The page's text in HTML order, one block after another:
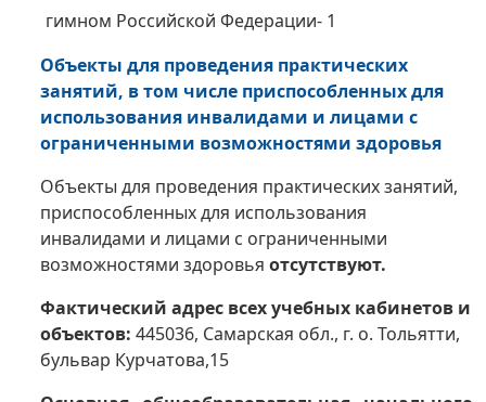
гимном Российской Федерации- 1
Объекты для проведения практических
занятий, в том числе приспособленных для
использования инвалидами и лицами с
ограниченными возможностями здоровья
Объекты для проведения практических занятий,
приспособленных для использования
инвалидами и лицами с ограниченными
возможностями здоровья отсутствуют.
Фактический адрес всех учебных кабинетов и
объектов: 445036, Самарская обл., г. о. Тольятти,
бульвар Курчатова,15